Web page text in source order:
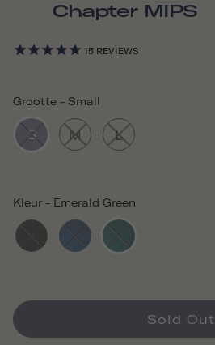
Chapter MIPS
15 REVIEWS
Kleur - Emerald Green
Grootte - Small
S M L
Sold Out